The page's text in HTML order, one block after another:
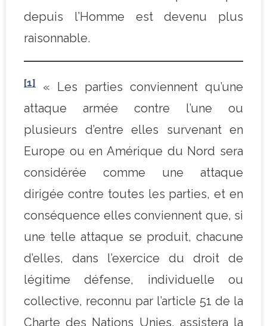
depuis l’Homme est devenu plus
raisonnable.
[1]
« Les parties conviennent qu’une
attaque armée contre l’une ou
plusieurs d’entre elles survenant en
Europe ou en Amérique du Nord sera
considérée comme une attaque
dirigée contre toutes les parties, et en
conséquence elles conviennent que, si
une telle attaque se produit, chacune
d’elles, dans l’exercice du droit de
légitime défense, individuelle ou
collective, reconnu par l’article 51 de la
Charte des Nations Unies, assistera la